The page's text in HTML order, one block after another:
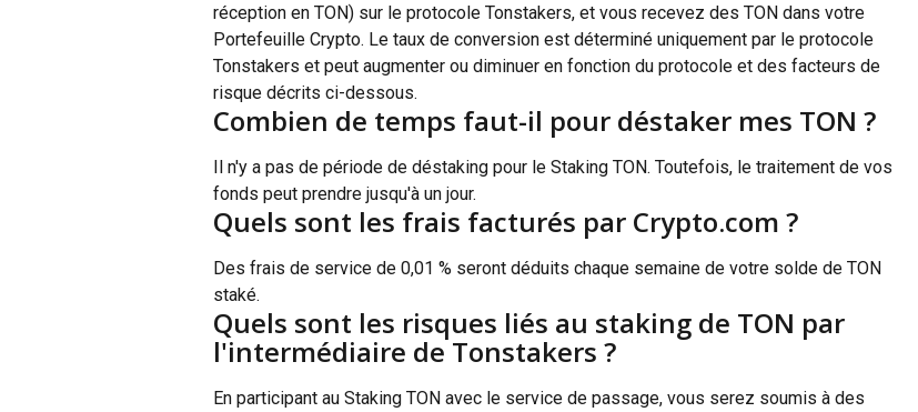
réception en TON) sur le protocole Tonstakers, et vous recevez des TON dans votre
Portefeuille Crypto. Le taux de conversion est déterminé uniquement par le protocole
Tonstakers et peut augmenter ou diminuer en fonction du protocole et des facteurs de
risque décrits ci-dessous.
Combien de temps faut-il pour déstaker mes TON ?
Il n'y a pas de période de déstaking pour le Staking TON. Toutefois, le traitement de vos
fonds peut prendre jusqu'à un jour.
Quels sont les frais facturés par Crypto.com ?
Des frais de service de 0,01 % seront déduits chaque semaine de votre solde de TON
staké.
Quels sont les risques liés au staking de TON par
l'intermédiaire de Tonstakers ?
En participant au Staking TON avec le service de passage, vous serez soumis à des